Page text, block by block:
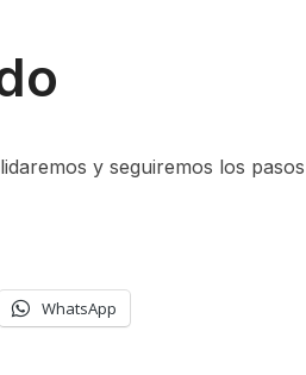
y seguiremos los
WhatsApp